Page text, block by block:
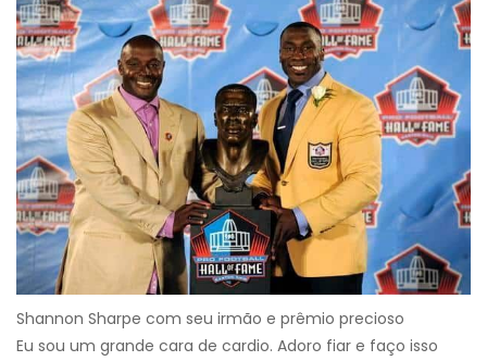
Shannon Sharpe com seu irmão e prêmio precioso
Eu sou um grande cara de cardio. Adoro fiar e faço isso